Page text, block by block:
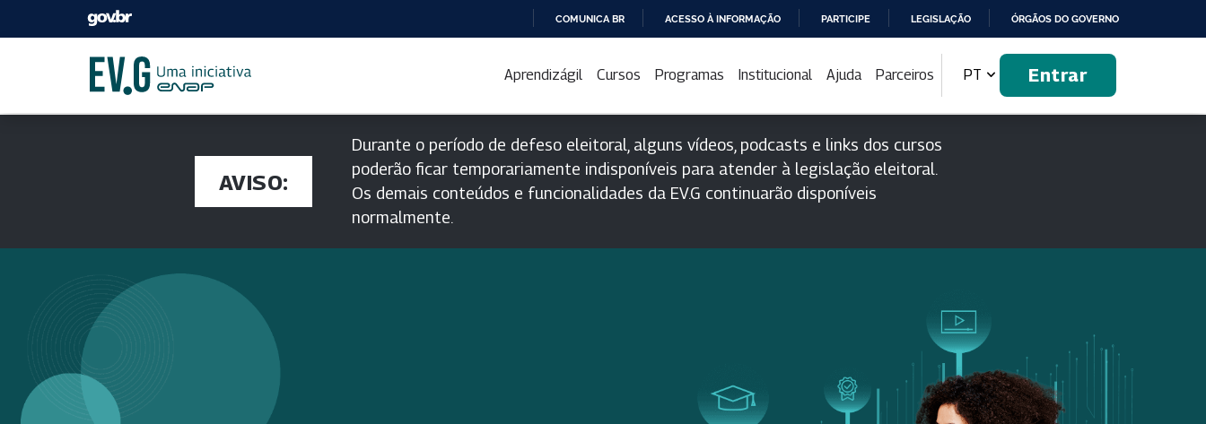
PARA
CONTEÚDO
COMUNICA BR ACESSO À INFORMAÇÃO PARTICIPE LEGISLAÇÃO ÓRGÃOS DO GOVERNO
Aprendizágil Cursos Programas Institucional Ajuda Parceiros PT Entrar
AVISO:
Durante o período de defeso eleitoral, alguns vídeos, podcasts e links dos cursos
poderão ficar temporariamente indisponíveis para atender à legislação eleitoral.
Os demais conteúdos e funcionalidades da EV.G continuarão disponíveis
normalmente.